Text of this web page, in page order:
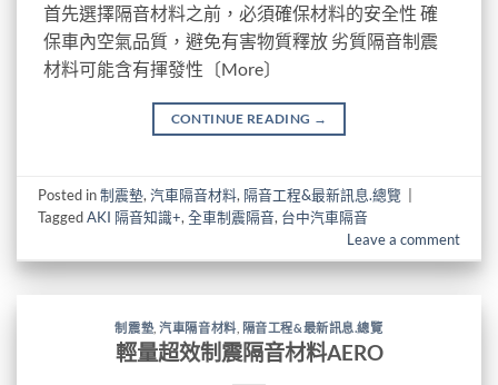
首先選擇隔音材料之前，必須確保材料的安全性 確
保車內空氣品質，避免有害物質釋放 劣質隔音制震
材料可能含有揮發性〔More〕
CONTINUE READING →
Posted in制震墊,汽車隔音材料, 隔音工程&最新訊息.總覽
TaggedAKI 隔音知識+,全車制震隔音, 台中汽車隔音
Leave a comment
制震墊,汽車隔音材料 隔音工程&最新訊息.總覽
輕量超效制震隔音材料AERO